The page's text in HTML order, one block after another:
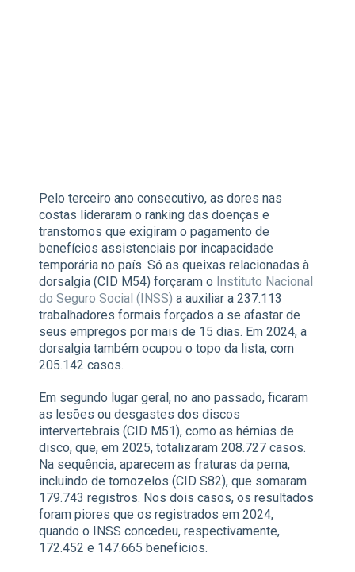
Pelo terceiro ano consecutivo, as dores nas
costas lideraram o ranking das doenças e
transtornos que exigiram o pagamento de
benefícios assistenciais por incapacidade
temporária no país. Só as queixas relacionadas à
dorsalgia (CID M54) forçaram o Instituto Nacional
do Seguro Social (INSS) a auxiliar a 237.113
trabalhadores formais forçados a se afastar de
seus empregos por mais de 15 dias. Em 2024, a
dorsalgia também ocupou o topo da lista, com
205.142 casos.
Em segundo lugar geral, no ano passado, ficaram
as lesões ou desgastes dos discos
intervertebrais (CID M51), como as hérnias de
disco, que, em 2025, totalizaram 208.727 casos.
Na sequência, aparecem as fraturas da perna,
incluindo de tornozelos (CID S82), que somaram
179.743 registros. Nos dois casos, os resultados
foram piores que os registrados em 2024,
quando o INSS concedeu, respectivamente,
172.452 e 147.665 benefícios.